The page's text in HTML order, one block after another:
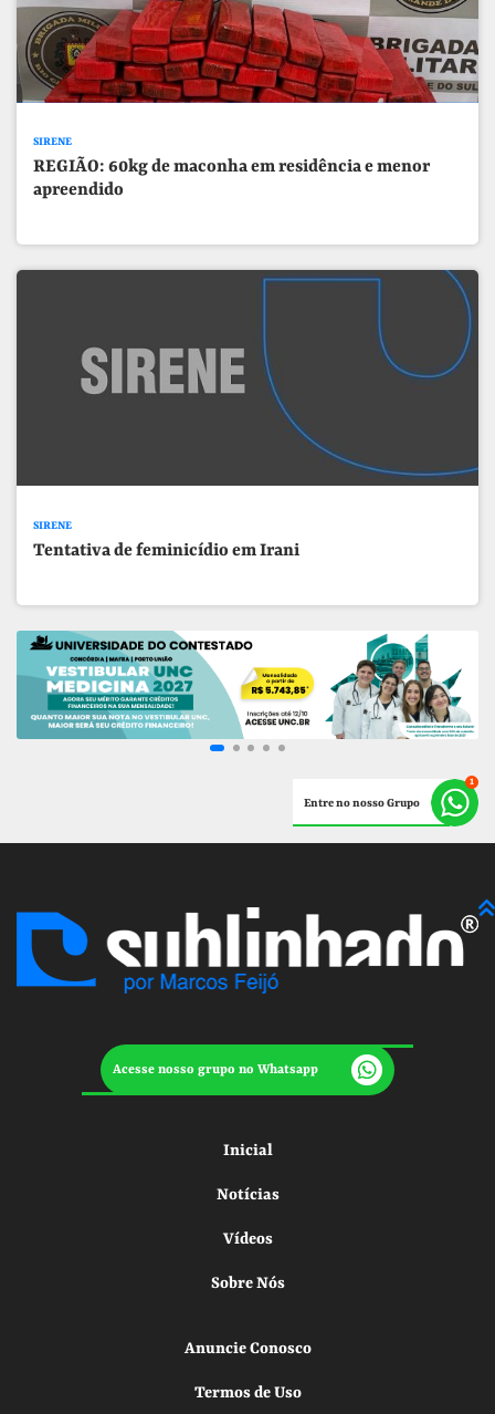
SIRENE
REGIÃO: 60kg de maconha em residência e menor
apreendido
SIRENE
Tentativa de feminicídio em Irani
Entre no nosso Grupo
Acesse nosso grupo no Whatsapp
Inicial
Notícias
Vídeos
Sobre Nós
Anuncie Conosco
Termos de Uso